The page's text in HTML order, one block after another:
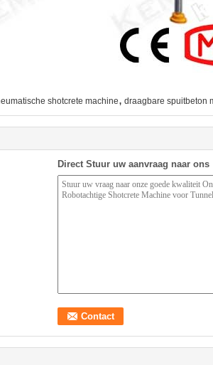
shotcrete machine, draagbare spuitbeton
Direct Stuur uw aanvraag naar ons